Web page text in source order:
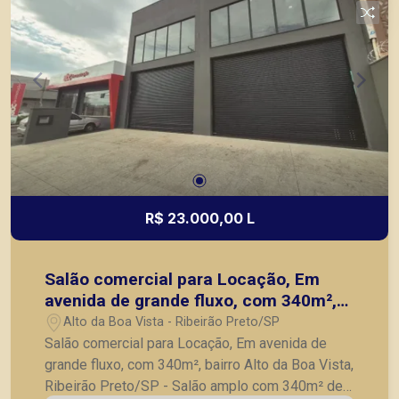
R$ 23.000,00 L
Salão comercial para Locação, Em
avenida de grande fluxo, com 340m²,
bairro Alto da Boa Vista, Ribeirão
Preto/SP
Alto da Boa Vista - Ribeirão Preto/SP
Salão comercial para Locação, Em avenida de
grande fluxo, com 340m², bairro Alto da Boa Vista,
Ribeirão Preto/SP - Salão amplo com 340m² de